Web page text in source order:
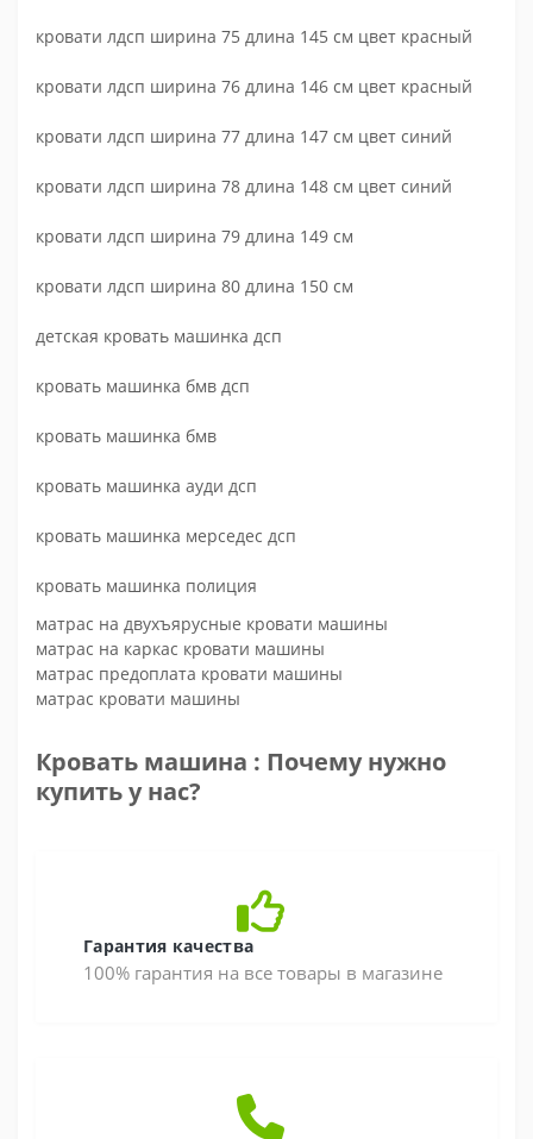
кровати лдсп ширина 75 длина 145 см цвет красный
кровати лдсп ширина 76 длина 146 см цвет красный
кровати лдсп ширина 77 длина 147 см цвет синий
кровати лдсп ширина 78 длина 148 см цвет синий
кровати лдсп ширина 79 длина 149 см
кровати лдсп ширина 80 длина 150 см
детская кровать машинка дсп
кровать машинка бмв дсп
кровать машинка бмв
кровать машинка ауди дсп
кровать машинка мерседес дсп
кровать машинка полиция
матрас на двухъярусные кровати машины
матрас на каркас кровати машины
матрас предоплата кровати машины
матрас кровати машины
Кровать машина : Почему нужно
купить у нас?
Гарантия качества
100% гарантия на все товары в магазине